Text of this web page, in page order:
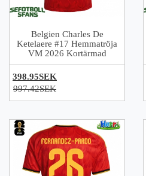
Belgien Charles De
Ketelaere #17 Hemmatröja
VM 2026 Kortärmad
398.95SEK
997.42SEK